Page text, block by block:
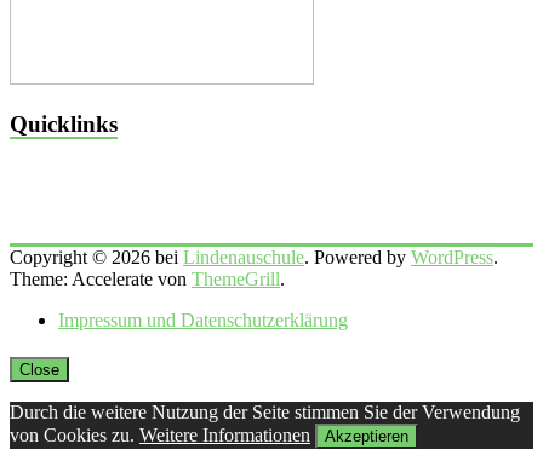
Quicklinks
Copyright © 2026 bei Lindenauschule. Powered by WordPress.
Theme: Accelerate von ThemeGrill.
Impressum und Datenschutzerklärung
Close
Durch die weitere Nutzung der Seite stimmen Sie der Verwendung
von Cookies zu. Weitere Informationen Akzeptieren